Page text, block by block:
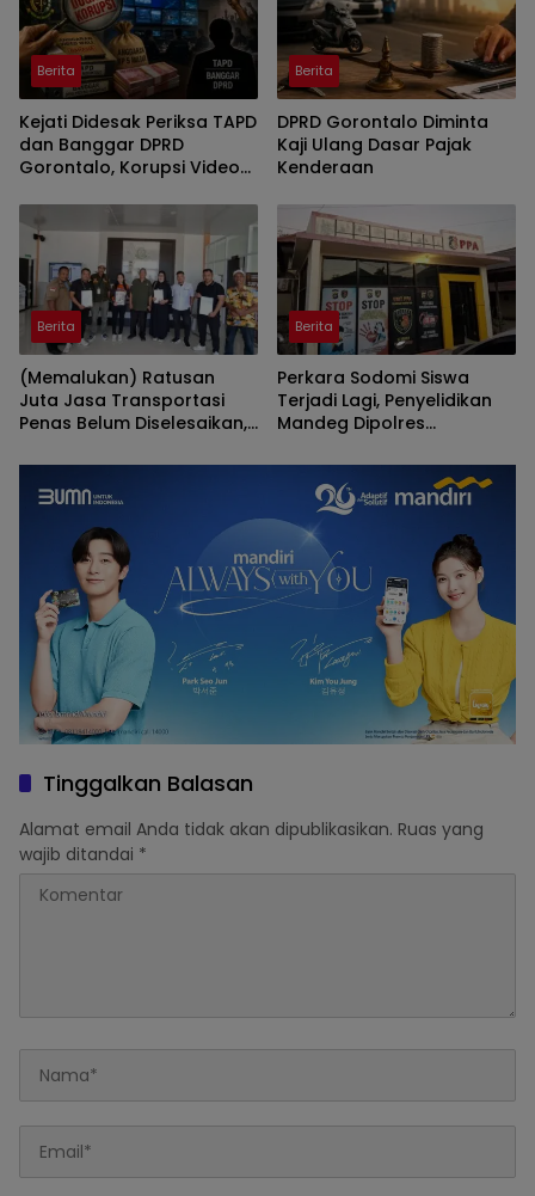
Berita
Kejati Didesak Periksa TAPD
dan Banggar DPRD
Gorontalo, Korupsi Video
Deprov
Berita
DPRD Gorontalo Diminta
Kaji Ulang Dasar Pajak
Kenderaan
Berita
(Memalukan) Ratusan
Juta Jasa Transportasi
Penas Belum Diselesaikan,
Berita
Perkara Sodomi Siswa
Terjadi Lagi, Penyelidikan
Mandeg Dipolres
Tinggalkan Balasan
Alamat email Anda tidak akan dipublikasikan. Ruas yang
wajib ditandai *